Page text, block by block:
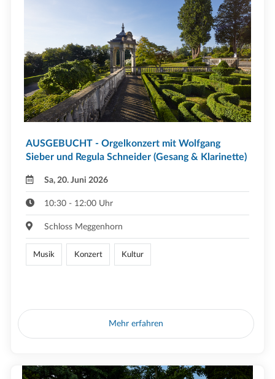
AUSGEBUCHT - Orgelkonzert mit Wolfgang
Sieber und Regula Schneider (Gesang & Klarinette)
Sa, 20. Juni 2026
10:30 - 12:00 Uhr
Schloss Meggenhorn
Musik Konzert Kultur
Mehr erfahren